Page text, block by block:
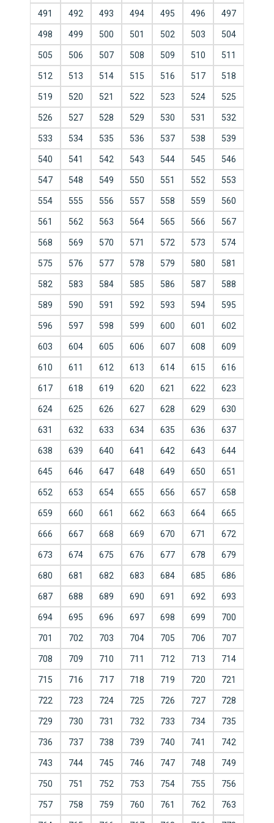
491 492 493 494 495 496 497
498 499 500 501 502 503 504
505 506 507 508 509 510 511
512 513 514 515 516 517 518
519 520 521 522 523 524 525
526 527 528 529 530 531 532
533 534 535 536 537 538 539
540 541 542 543 544 545 546
547 548 549 550 551 552 553
554 555 556 557 558 559 560
561 562 563 564 565 566 567
568 569 570 571 572 573 574
575 576 577 578 579 580 581
582 583 584 585 586 587 588
589 590 591 592 593 594 595
596 597 598 599 600 601 602
603 604 605 606 607 608 609
610 611 612 613 614 615 616
617 618 619 620 621 622 623
624 625 626 627 628 629 630
631 632 633 634 635 636 637
638 639 640 641 642 643 644
645 646 647 648 649 650 651
652 653 654 655 656 657 658
659 660 661 662 663 664 665
666 667 668 669 670 671 672
673 674 675 676 677 678 679
680 681 682 683 684 685 686
687 688 689 690 691 692 693
694 695 696 697 698 699 700
701 702 703 704 705 706 707
708 709 710 711 712 713 714
715 716 717 718 719 720 721
722 723 724 725 726 727 728
729 730 731 732 733 734 735
736 737 738 739 740 741 742
743 744 745 746 747 748 749
750 751 752 753 754 755 756
757 758 759 760 761 762 763